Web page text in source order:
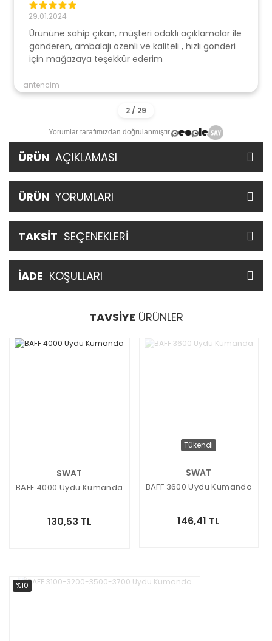
29.01.2024
Ürününe sahip çıkan, müşteri odaklı açıklamalar ile
gönderen, ambalajı özenli ve kaliteli , hızlı gönderi
için mağazaya teşekkür ederim
antencim
Yorumlar tarafımızdan doğrulanmıştır.
ÜRÜN AÇIKLAMASI
ÜRÜN YORUMLARI
TAKSİT SEÇENEKLERİ
İADE KOŞULLARI
TAVSİYE ÜRÜNLER
SWAT
BAFF 4000 Uydu Kumanda
130,53 TL
Tükendi
SWAT
BAFF 3600 Uydu Kumanda
146,41 TL
%10